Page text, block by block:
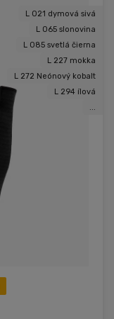
L 021 dymová sivá
L 065 slonovina
L 085 svetlá čierna
L 227 mokka
L 272 Neónový kobalt
L 294 ílová
...